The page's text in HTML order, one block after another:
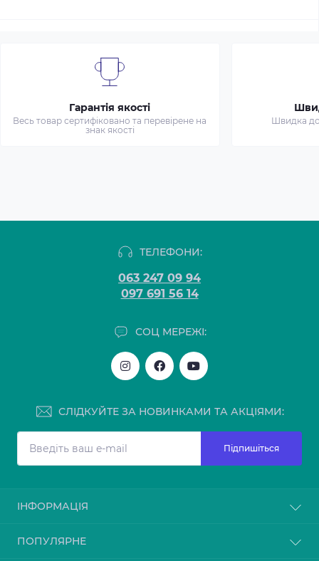
Гарантія якості
Весь товар сертифіковано та перевірене на
знак якості
Швидка
ТЕЛЕФОНИ:
063 247 09 94
097 691 56 14
СОЦ МЕРЕЖІ:
СЛІДКУЙТЕ ЗА НОВИНКАМИ ТА АКЦІЯМИ:
Підпишіться
ІНФОРМАЦІЯ
ПОПУЛЯРНЕ